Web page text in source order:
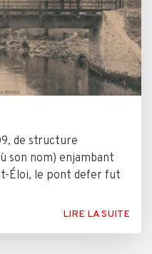
de structure
son nom) enjambant
Éloi, le pont defer fut
LIRE LA SUITE